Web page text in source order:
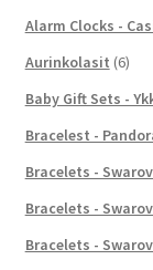
Alarm Clocks -
Aurinkolasit (6)
Baby Gift Sets -
Bracelest -
Bracelets -
Bracelets -
Bracelets -